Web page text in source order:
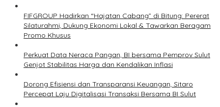
FIFGROUP Hadirkan “Hajatan Cabang” di Bitung: Pererat
Silaturahmi, Dukung Ekonomi Lokal & Tawarkan Beragam
Promo Khusus
Perkuat Data Neraca Pangan, BI bersama Pemprov Sulut
Genjot Stabilitas Harga dan Kendalikan Inflasi
Dorong Efisiensi dan Transparansi Keuangan, Sitaro
Percepat Laju Digitalisasi Transaksi Bersama BI Sulut